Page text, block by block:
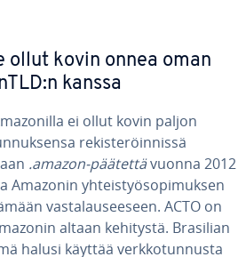
ollut kovin onnea oman
kanssa
ei ollut kovin paljon
re­kis­te­röin­nis­sä
.amazon-päätettävuonna 2012
Amazonin yh­teis­työ­so­pi­muk­sen
vas­ta­lausee­seen. ACTO on
altaan kehitystä. Brasilian
halusi käyttää verk­ko­tun­nus­ta